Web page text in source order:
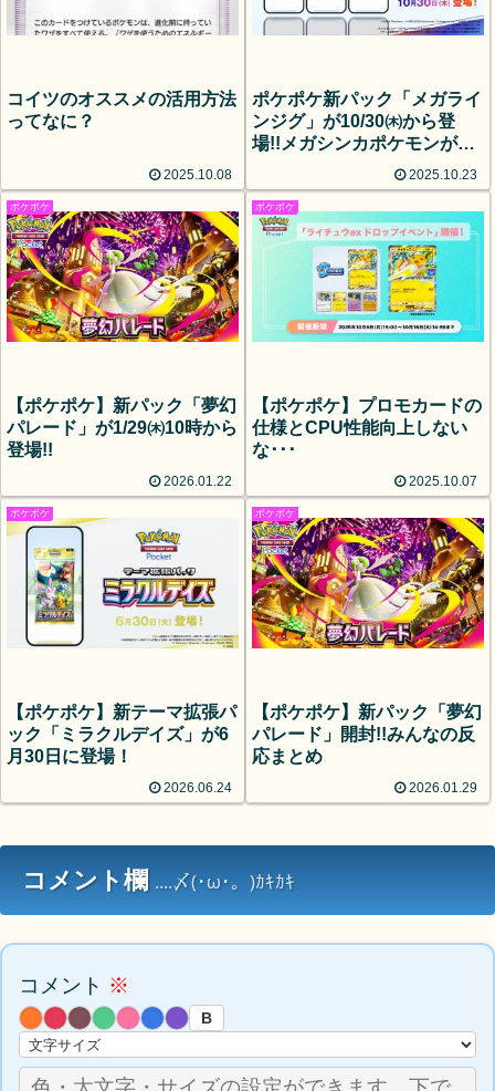
コイツのオススメの活用方法
ってなに？
2025.10.08
ポケポケ新パック「メガライ
ンジグ」が10/30㈭から登
場!!メガシンカポケモンが多
2025.10.23
ポケポケ
【ポケポケ】新パック「夢幻
パレード」が1/29㈭10時から
登場!!
2026.01.22
ポケポケ
【ポケポケ】プロモカードの
仕様とCPU性能向上しない
な･･･
2025.10.07
ポケポケ
【ポケポケ】新テーマ拡張パ
ック「ミラクルデイズ」が6
月30日に登場！
2026.06.24
ポケポケ
【ポケポケ】新パック「夢幻
パレード」開封!!みんなの反
応まとめ
2026.01.29
コメント欄 ....〆(･ω･。)ｶｷｶｷ
コメント ※
B